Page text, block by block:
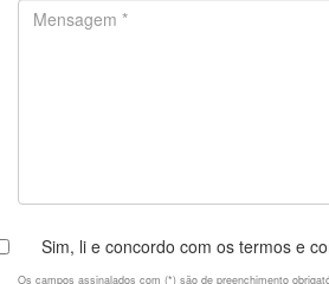
Sim, li e concordo com os termos e
Os campos assinalados com (*) são de preenchimento